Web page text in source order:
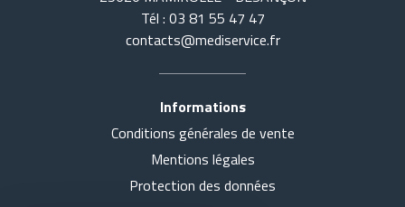
Tél : 03 81 55 47 47
contacts@mediservice.fr
Informations
Conditions générales de vente
Mentions légales
Protection des données